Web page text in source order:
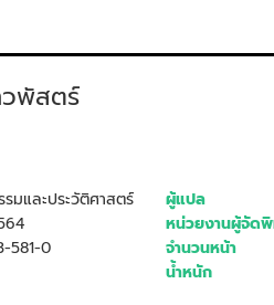
วพัสตร์
มและประวัติศาสตร์ ผู้แปล
หน่วยงานผู้จัด
581-0 จำนวนหน้า
น้ำหนัก